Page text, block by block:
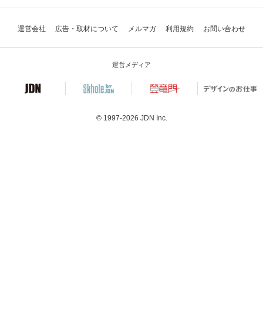
運営会社 広告・取材について メルマガ 利用規約 お問い合わせ
運営メディア
© 1997-2026 JDN Inc.